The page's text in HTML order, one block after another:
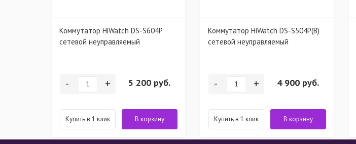
Коммутатор HiWatch DS-S604P
сетевой неуправляемый
- + 5 200 руб.
Купить в 1 клик В корзину
Коммутатор HiWatch DS-S504P(B)
сетевой неуправляемый
- + 4 900 руб.
Купить в 1 клик В корзину